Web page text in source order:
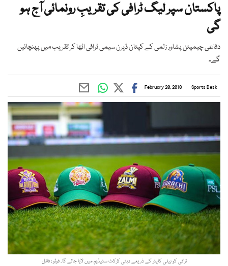
پاکستان سپر لیگ ٹرافی کی تقریبِ رونمائی آج ہو
گی
دفاعی چیمپئن پشاور زلمی کے کپتان ڈیرن سیمی ٹرافی اٹھا کر تقریب میں پہنچائیں
گے۔
Sports Desk
February 20, 2018
ٹرافی کو ہیلی کاپٹر کے ذریعے دبئی کرکٹ سٹیڈیم میں لایا جائے گا۔ فوٹو : فائل